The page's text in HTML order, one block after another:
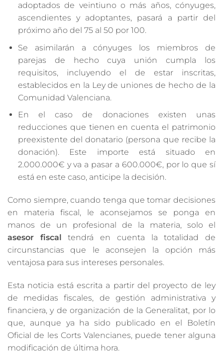
adoptados de veintiuno o más años, cónyuges,
ascendientes y adoptantes, pasará a partir del
próximo año del 75 al 50 por 100.
Se asimilarán a cónyuges los miembros de
parejas de hecho cuya unión cumpla los
requisitos, incluyendo el de estar inscritas,
establecidos en la Ley de uniones de hecho de la
Comunidad Valenciana.
En el caso de donaciones existen unas
reducciones que tienen en cuenta el patrimonio
preexistente del donatario (persona que recibe la
donación). Este importe está situado en
2.000.000€ y va a pasar a 600.000€, por lo que sí
está en este caso, anticipe la decisión.
Como siempre, cuando tenga que tomar decisiones
en materia fiscal, le aconsejamos se ponga en
manos de un profesional de la materia, solo el
asesor fiscal
tendrá en cuenta la totalidad de
circunstancias que le aconsejen la opción más
ventajosa para sus intereses personales.
Esta noticia está escrita a partir del proyecto de ley
de medidas fiscales, de gestión administrativa y
financiera, y de organización de la Generalitat, por lo
que, aunque ya ha sido publicado en el Boletín
Oficial de les Corts Valencianes, puede tener alguna
modificación de última hora.